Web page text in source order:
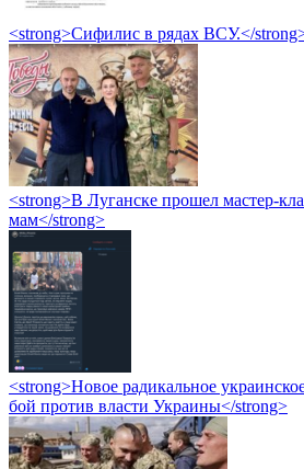
<strong>Сифилис в рядах ВСУ.</
<strong>В Луганске прошел мастер-
мам</strong>
<strong>Новое радикальное
бой против власти Украины</strong>